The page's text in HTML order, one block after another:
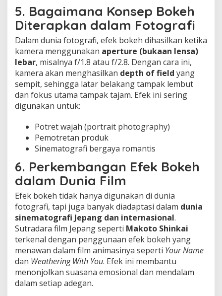
5. Bagaimana Konsep Bokeh
Diterapkan dalam Fotografi
Dalam dunia fotografi, efek bokeh dihasilkan ketika
kamera menggunakan aperture (bukaan lensa)
lebar, misalnya f/1.8 atau f/2.8. Dengan cara ini,
kamera akan menghasilkan depth of field yang
sempit, sehingga latar belakang tampak lembut
dan fokus utama tampak tajam. Efek ini sering
digunakan untuk:
Potret wajah (portrait photography)
Pemotretan produk
Sinematografi bergaya romantis
6. Perkembangan Efek Bokeh
dalam Dunia Film
Efek bokeh tidak hanya digunakan di dunia
fotografi, tapi juga banyak diadaptasi dalam dunia
sinematografi Jepang dan internasional.
Sutradara film Jepang seperti Makoto Shinkai
terkenal dengan penggunaan efek bokeh yang
menawan dalam film animasinya seperti Your Name
dan Weathering With You. Efek ini membantu
menonjolkan suasana emosional dan mendalam
dalam setiap adegan.